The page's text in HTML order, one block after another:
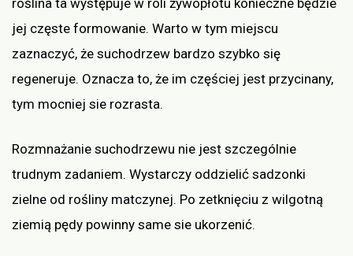
jej częste formowanie. Warto w tym miejscu
zaznaczyć, że suchodrzew bardzo szybko się
regeneruje. Oznacza to, że im częściej jest przycinany,
tym mocniej sie rozrasta.
Rozmnażanie suchodrzewu nie jest szczególnie
trudnym zadaniem. Wystarczy oddzielić sadzonki
zielne od rośliny matczynej. Po zetknięciu z wilgotną
ziemią pędy powinny same sie ukorzenić.